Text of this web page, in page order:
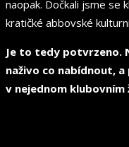
naopak. Dočkali jsme se
kratičké abbovské
Je to tedy potvrzeno.
naživo co nabídnout,
v nejednom